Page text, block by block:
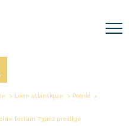
Loire atlantique
Pornic
terrain 739m2 prestige